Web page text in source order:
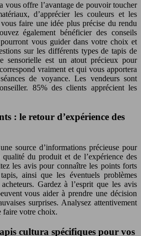
vous offre l’avantage de pouvoir toucher
d’apprécier les couleurs et les
faire une idée plus précise du rendu
également bénéficier des conseils
vous guider dans votre choix et
sur les différents types de tapis de
sensorielle est un atout précieux pour
vraiment et qui vous apportera
de voyance. Les vendeurs sont
85% des clients apprécient les
: le retour d’expérience des
source d’informations précieuse pour
du produit et de l’expérience des
les avis pour connaître les points forts
ainsi que les éventuels problèmes
Gardez à l’esprit que les avis
vous aider à prendre une décision
surprises. Analysez attentivement
faire votre choix.
cultura spécifiques pour vos